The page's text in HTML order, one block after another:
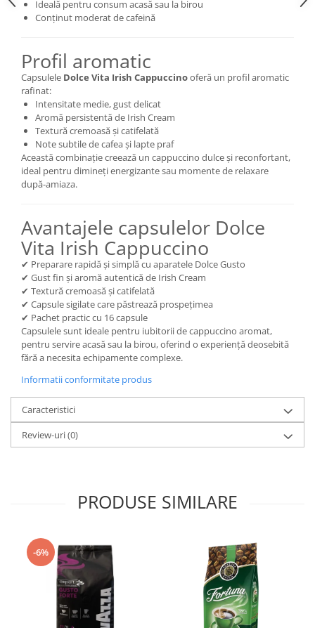
Ideală pentru consum acasă sau la birou
Conținut moderat de cafeină
Profil aromatic
Capsulele Dolce Vita Irish Cappuccinooferă un profil aromatic
rafinat:
Intensitate medie, gust delicat
Aromă persistentă de Irish Cream
Textură cremoasă și catifelată
Note subtile de cafea și lapte praf
Această combinație creează un cappuccino dulce și reconfortant,
ideal pentru dimineți energizante sau momente de relaxare
după-amiaza.
Avantajele capsulelor Dolce
Vita Irish Cappuccino
✔ Preparare rapidă și simplă cu aparatele Dolce Gusto
✔ Gust fin și aromă autentică de Irish Cream
✔ Textură cremoasă și catifelată
✔ Capsule sigilate care păstrează prospețimea
✔ Pachet practic cu 16 capsule
Capsulele sunt ideale pentru iubitorii de cappuccino aromat,
pentru servire acasă sau la birou, oferind o experiență deosebită
fără a necesita echipamente complexe.
Informatii conformitate produs
Caracteristici
Review-uri(0)
PRODUSE SIMILARE
-6%